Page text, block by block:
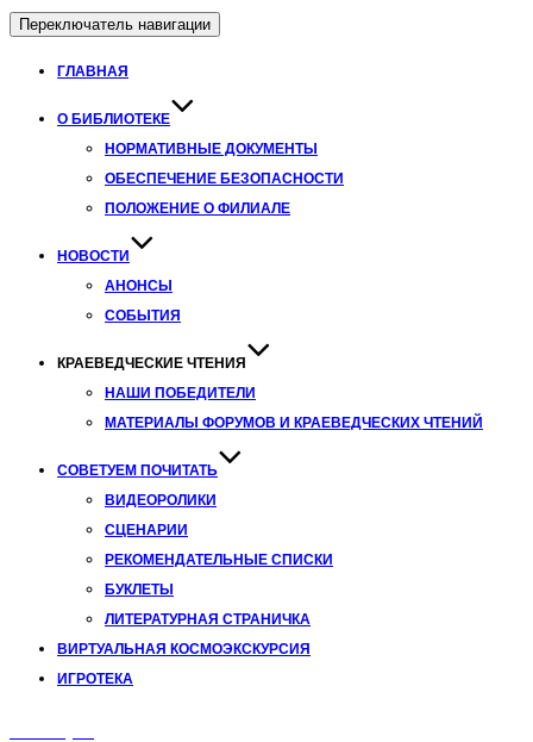
Переключатель навигации
ГЛАВНАЯ
О БИБЛИОТЕКЕ
НОРМАТИВНЫЕ ДОКУМЕНТЫ
ОБЕСПЕЧЕНИЕ БЕЗОПАСНОСТИ
ПОЛОЖЕНИЕ О ФИЛИАЛЕ
НОВОСТИ
АНОНСЫ
СОБЫТИЯ
КРАЕВЕДЧЕСКИЕ ЧТЕНИЯ
НАШИ ПОБЕДИТЕЛИ
МАТЕРИАЛЫ ФОРУМОВ И КРАЕВЕДЧЕСКИХ ЧТЕНИЙ
СОВЕТУЕМ ПОЧИТАТЬ
ВИДЕОРОЛИКИ
СЦЕНАРИИ
РЕКОМЕНДАТЕЛЬНЫЕ СПИСКИ
БУКЛЕТЫ
ЛИТЕРАТУРНАЯ СТРАНИЧКА
ВИРТУАЛЬНАЯ КОСМОЭКСКУРСИЯ
ИГРОТЕКА